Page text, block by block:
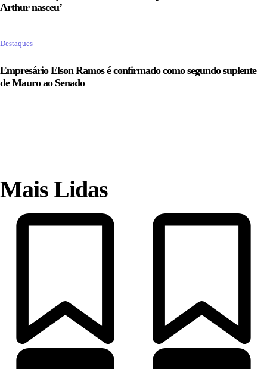
Arthur nasceu’
Destaques
Empresário Elson Ramos é confirmado como segundo suplente
de Mauro ao Senado
Mais Lidas